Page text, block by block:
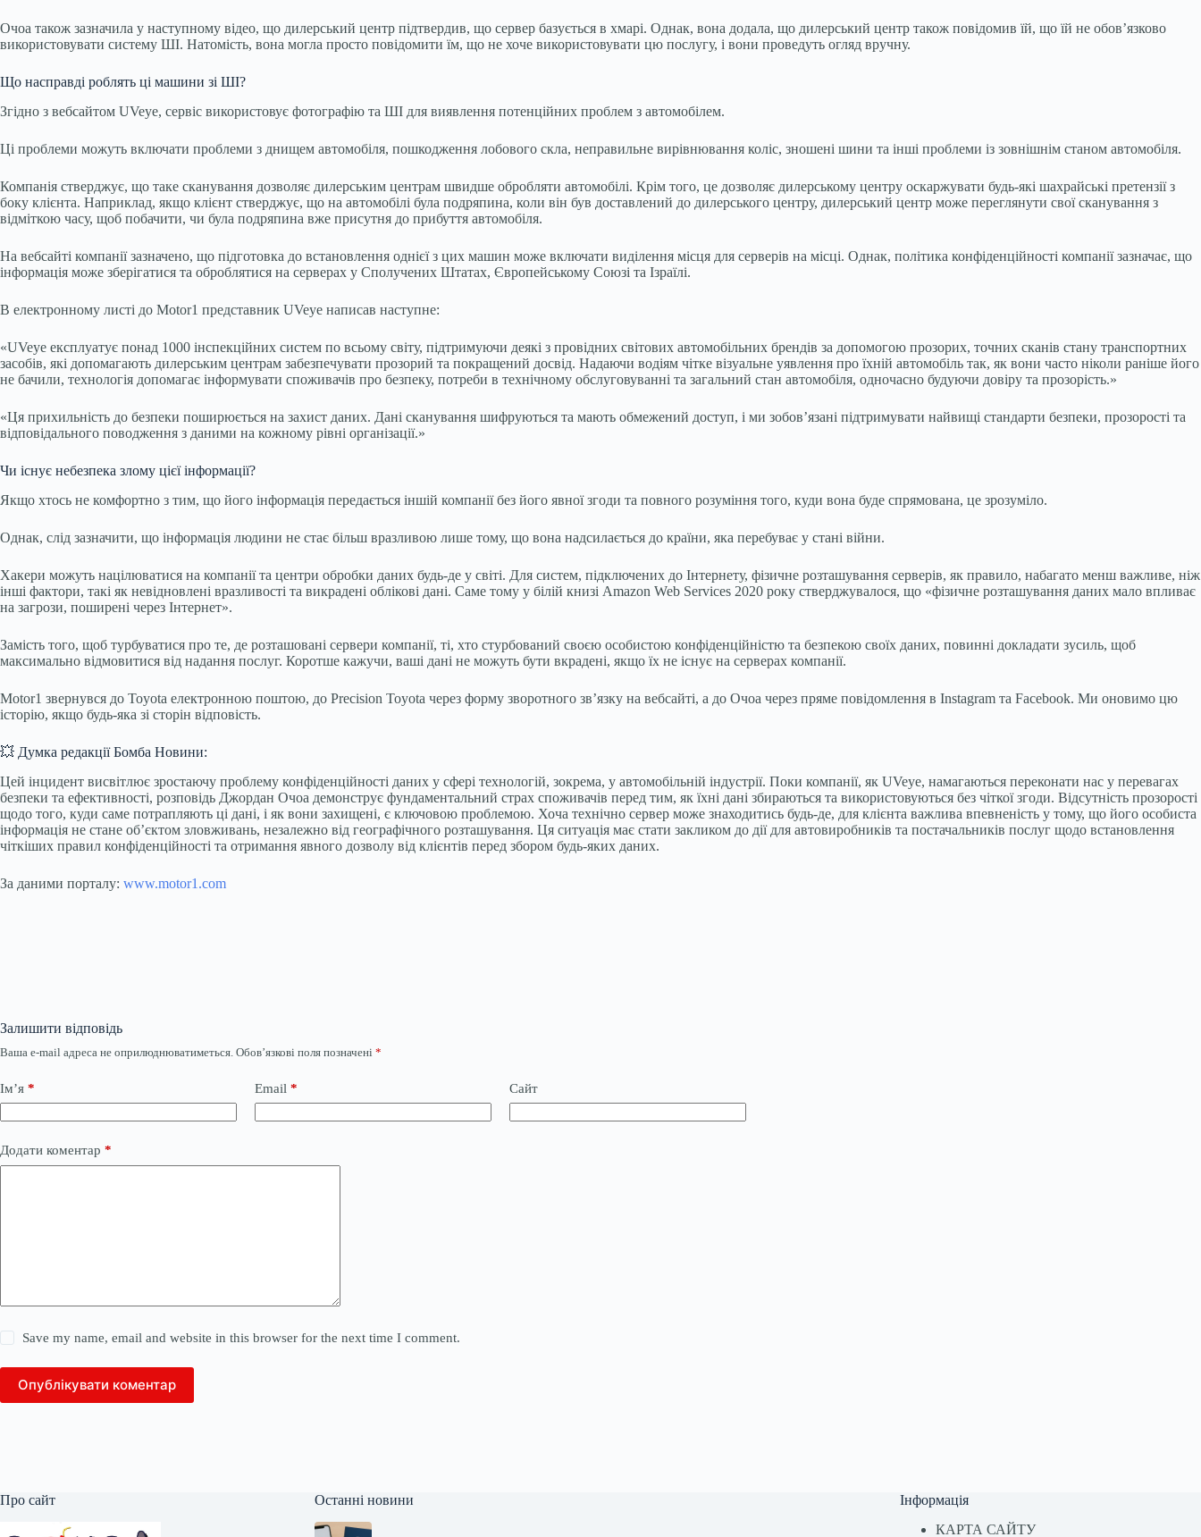
Очоа також зазначила у наступному відео, що дилерський центр підтвердив, що сервер базується в хмарі. Однак, вона додала, що дилерський центр також повідомив їй, що їй не обов’язково
використовувати систему ШІ. Натомість, вона могла просто повідомити їм, що не хоче використовувати цю послугу, і вони проведуть огляд вручну.
Що насправді роблять ці машини зі ШІ?
Згідно з вебсайтом UVeye, сервіс використовує фотографію та ШІ для виявлення потенційних проблем з автомобілем.
Ці проблеми можуть включати проблеми з днищем автомобіля, пошкодження лобового скла, неправильне вирівнювання коліс, зношені шини та інші проблеми із зовнішнім станом автомобіля.
Компанія стверджує, що таке сканування дозволяє дилерським центрам швидше обробляти автомобілі. Крім того, це дозволяє дилерському центру оскаржувати будь-які шахрайські претензії з
боку клієнта. Наприклад, якщо клієнт стверджує, що на автомобілі була подряпина, коли він був доставлений до дилерського центру, дилерський центр може переглянути свої сканування з
відміткою часу, щоб побачити, чи була подряпина вже присутня до прибуття автомобіля.
На вебсайті компанії зазначено, що підготовка до встановлення однієї з цих машин може включати виділення місця для серверів на місці. Однак, політика конфіденційності компанії зазначає, що
інформація може зберігатися та оброблятися на серверах у Сполучених Штатах, Європейському Союзі та Ізраїлі.
В електронному листі до Motor1 представник UVeye написав наступне:
«UVeye експлуатує понад 1000 інспекційних систем по всьому світу, підтримуючи деякі з провідних світових автомобільних брендів за допомогою прозорих, точних сканів стану транспортних
засобів, які допомагають дилерським центрам забезпечувати прозорий та покращений досвід. Надаючи водіям чітке візуальне уявлення про їхній автомобіль так, як вони часто ніколи раніше його
не бачили, технологія допомагає інформувати споживачів про безпеку, потреби в технічному обслуговуванні та загальний стан автомобіля, одночасно будуючи довіру та прозорість.»
«Ця прихильність до безпеки поширюється на захист даних. Дані сканування шифруються та мають обмежений доступ, і ми зобов’язані підтримувати найвищі стандарти безпеки, прозорості та
відповідального поводження з даними на кожному рівні організації.»
Чи існує небезпека злому цієї інформації?
Якщо хтось не комфортно з тим, що його інформація передається іншій компанії без його явної згоди та повного розуміння того, куди вона буде спрямована, це зрозуміло.
Однак, слід зазначити, що інформація людини не стає більш вразливою лише тому, що вона надсилається до країни, яка перебуває у стані війни.
Хакери можуть націлюватися на компанії та центри обробки даних будь-де у світі. Для систем, підключених до Інтернету, фізичне розташування серверів, як правило, набагато менш важливе, ніж
інші фактори, такі як невідновлені вразливості та викрадені облікові дані. Саме тому у білій книзі Amazon Web Services 2020 року стверджувалося, що «фізичне розташування даних мало впливає
на загрози, поширені через Інтернет».
Замість того, щоб турбуватися про те, де розташовані сервери компанії, ті, хто стурбований своєю особистою конфіденційністю та безпекою своїх даних, повинні докладати зусиль, щоб
максимально відмовитися від надання послуг. Коротше кажучи, ваші дані не можуть бути вкрадені, якщо їх не існує на серверах компанії.
Motor1 звернувся до Toyota електронною поштою, до Precision Toyota через форму зворотного зв’язку на вебсайті, а до Очоа через пряме повідомлення в Instagram та Facebook. Ми оновимо цю
історію, якщо будь-яка зі сторін відповість.
💥 Думка редакції Бомба Новини:
Цей інцидент висвітлює зростаючу проблему конфіденційності даних у сфері технологій, зокрема, у автомобільній індустрії. Поки компанії, як UVeye, намагаються переконати нас у перевагах
безпеки та ефективності, розповідь Джордан Очоа демонструє фундаментальний страх споживачів перед тим, як їхні дані збираються та використовуються без чіткої згоди. Відсутність прозорості
щодо того, куди саме потрапляють ці дані, і як вони захищені, є ключовою проблемою. Хоча технічно сервер може знаходитись будь-де, для клієнта важлива впевненість у тому, що його особиста
інформація не стане об’єктом зловживань, незалежно від географічного розташування. Ця ситуація має стати закликом до дії для автовиробників та постачальників послуг щодо встановлення
чіткіших правил конфіденційності та отримання явного дозволу від клієнтів перед збором будь-яких даних.
За даними порталу: www.motor1.com
Залишити відповідь
Ваша e-mail адреса не оприлюднюватиметься. Обов’язкові поля позначені *
Ім’я * Email * Сайт
Додати коментар *
Save my name, email and website in this browser for the next time I comment.
Опублікувати коментар
Про сайт Останні новини
Інформація
КАРТА САЙТУ